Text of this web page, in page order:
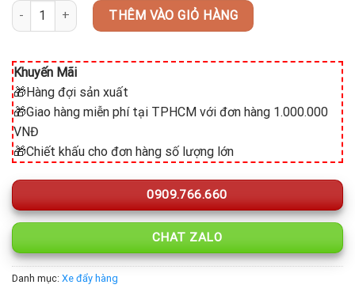
Xe đẩy hàng tay gấp TS-NM825297I số lượng
THÊM VÀO GIỎ HÀNG
Khuyến Mãi
🎁Hàng đợi sản xuất
🎁Giao hàng miễn phí tại TPHCM với đơn hàng 1.000.000
VNĐ
🎁Chiết khấu cho đơn hàng số lượng lớn
0909.766.660
CHAT ZALO
Danh mục: Xe đẩy hàng